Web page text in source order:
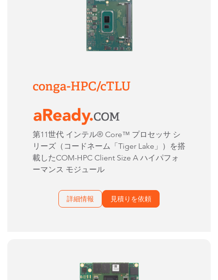
conga-HPC/cTLU​
第11世代 インテル® Core™ プロセッサ シ
リーズ（コードネーム「Tiger Lake」）を搭
載したCOM-HPC Client Size A ハイパフォ
ーマンス モジュール
詳細情報 見積りを依頼